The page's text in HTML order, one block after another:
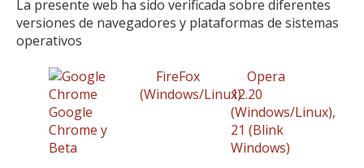
La presente web ha sido verificada sobre diferentes
versiones de navegadores y plataformas de sistemas
operativos
Google
Chrome y
Beta
FireFox
(Windows/Linux)
Opera
12.20
(Windows/Linux),
21 (Blink
Windows)